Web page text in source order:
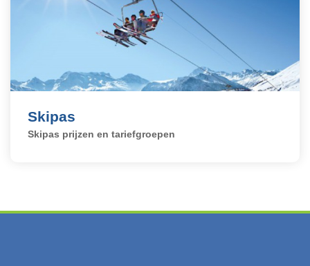
Skipas
Skipas prijzen en tariefgroepen